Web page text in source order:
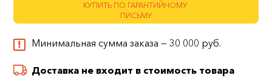
КУПИТЬ ПО ГАРАНТИЙНОМУ
ПИСЬМУ
Минимальная сумма заказа — 30 000 руб.
Доставка не входит в стоимость товара